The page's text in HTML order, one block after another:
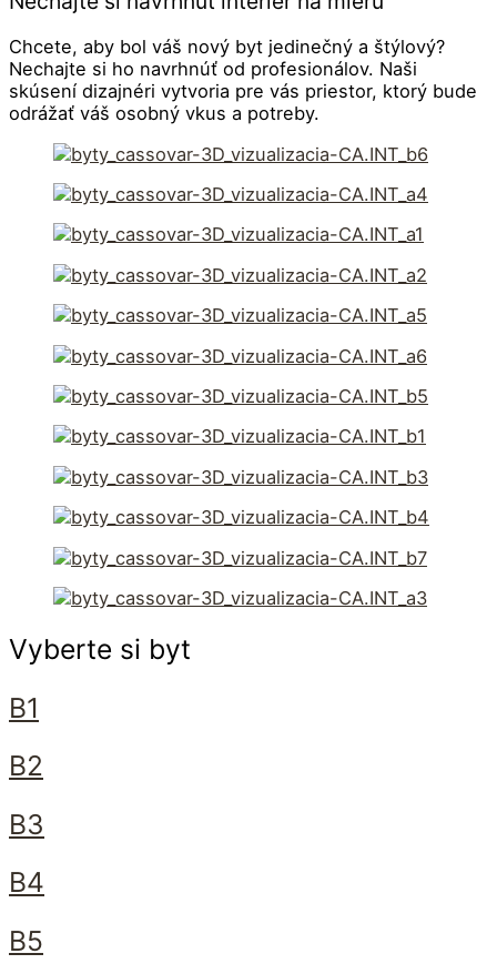
Chcete, aby bol váš nový byt jedinečný a štýlový?
Nechajte si ho navrhnúť od profesionálov. Naši
skúsení dizajnéri vytvoria pre vás priestor, ktorý bude
odrážať váš osobný vkus a potreby.
Vyberte si byt
B1
B2
B3
B4
B5